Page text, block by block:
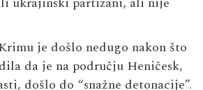
je došlo nedugo nakon što
da je na području Heničesk,
došlo do “snažne detonacije”.